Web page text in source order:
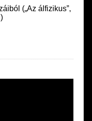
(„Az álfizikus”,